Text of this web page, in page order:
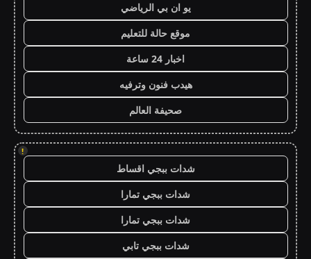
يو ان بي الرياضي
موقع حالة للتعليم
اخبار 24 ساعة
هيدب فنون وترفيه
صحيفة العالم
!
شدات ببجي اقساط
شدات ببجي تمارا
شدات ببجي تمارا
شدات ببجي تابي